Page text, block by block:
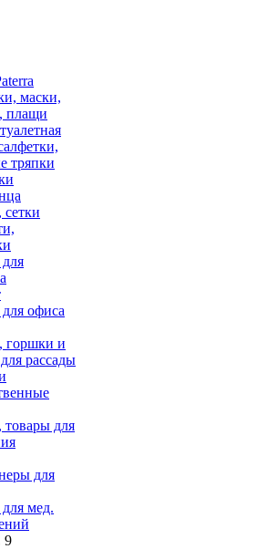
маски,
плащи
тряпки
офиса
горшки и
рассады
товары для
для
мед.